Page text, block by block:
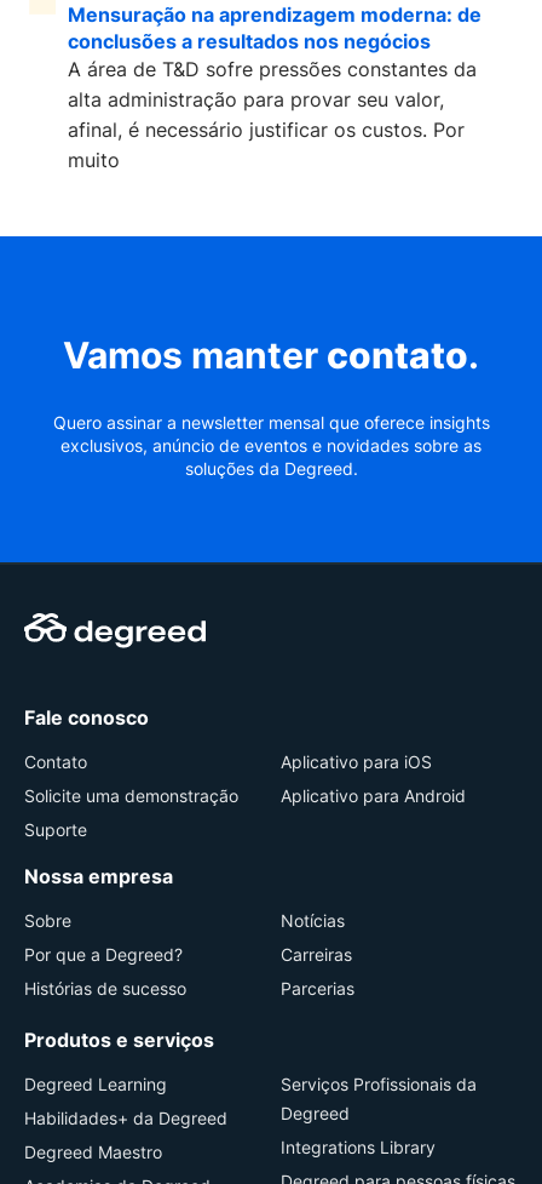
Mensuração na aprendizagem moderna: de
conclusões a resultados nos negócios
A área de T&D sofre pressões constantes da
alta administração para provar seu valor,
afinal, é necessário justificar os custos. Por
muito
Vamos manter contato.
Quero assinar a newsletter mensal que oferece insights
exclusivos, anúncio de eventos e novidades sobre as
soluções da Degreed.
Fale conosco
Contato
Solicite uma demonstração
Suporte
Aplicativo para iOS
Aplicativo para Android
Nossa empresa
Sobre
Por que a Degreed?
Histórias de sucesso
Notícias
Carreiras
Parcerias
Produtos e serviços
Degreed Learning
Habilidades+ da Degreed
Degreed Maestro
Serviços Profissionais da
Degreed
Integrations Library